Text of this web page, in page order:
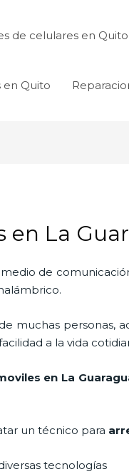
de celulares en Quito
en Quito
en La
de
muchas personas,
a la vida
en La
un técnico para
tecnologías